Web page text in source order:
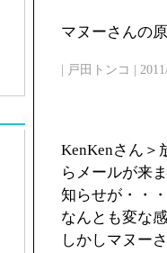
マヌーさんの
| 戸田トンコ |
KenKenさん＞
らメールが来
知らせが・・・
なんとも変な
しかしマヌー